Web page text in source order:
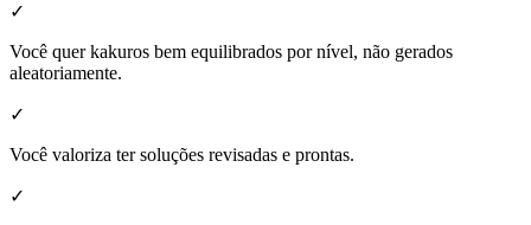
✓
Você quer kakuros bem equilibrados por nível, não gerados
aleatoriamente.
✓
Você valoriza ter soluções revisadas e prontas.
✓